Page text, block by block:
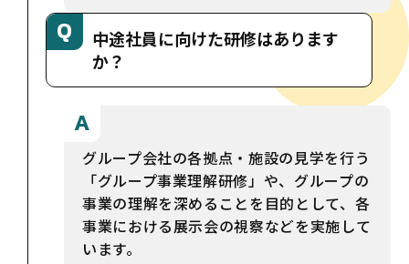
中途社員に向けた研修はあります
か？
グループ会社の各拠点・施設の見学を行う
「グループ事業理解研修」や、グループの
事業の理解を深めることを目的として、各
事業における展示会の視察などを実施して
います。